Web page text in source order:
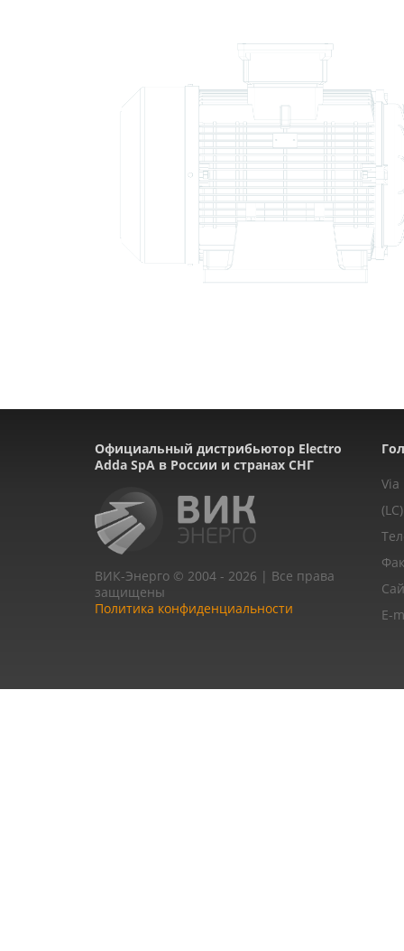
Официальный дистрибьютор Electro
Adda SpA в России и странах СНГ
ВИК-Энерго © 2004 - 2026 | Все права
защищены
Политика конфиденциальности
Via
E-